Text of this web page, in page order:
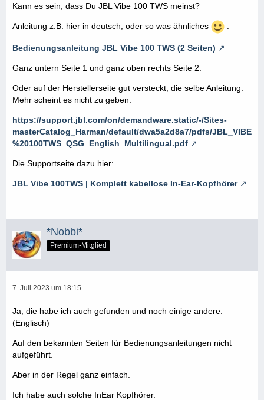
Kann es sein, dass Du JBL Vibe 100 TWS meinst?
Anleitung z.B. hier in deutsch, oder so was ähnliches :
Bedienungsanleitung JBL Vibe 100 TWS (2 Seiten)
Ganz untern Seite 1 und ganz oben rechts Seite 2.
Oder auf der Herstellerseite gut versteckt, die selbe Anleitung.
Mehr scheint es nicht zu geben.
https://support.jbl.com/on/demandware.static/-/Sites-
masterCatalog_Harman/default/dwa5a2d8a7/pdfs/JBL_VIBE
%20100TWS_QSG_English_Multilingual.pdf
Die Supportseite dazu hier:
JBL Vibe 100TWS | Komplett kabellose In-Ear-Kopfhörer
*Nobbi*
Premium-Mitglied
7. Juli 2023 um 18:15
Ja, die habe ich auch gefunden und noch einige andere.
(Englisch)
Auf den bekannten Seiten für Bedienungsanleitungen nicht
aufgeführt.
Aber in der Regel ganz einfach.
Ich habe auch solche InEar Kopfhörer.